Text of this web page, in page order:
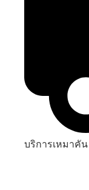
บริการเหมาคัน